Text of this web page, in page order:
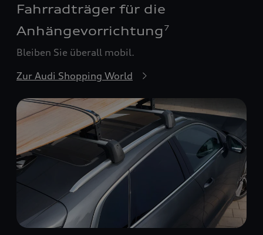
Fahrradträger für die
Anhängevorrichtung 7
Bleiben Sie überall mobil.
Zur Audi Shopping World